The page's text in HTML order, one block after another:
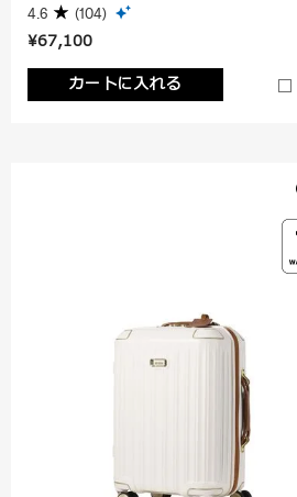
¥67,100
カートに入れる
4.6 (104)